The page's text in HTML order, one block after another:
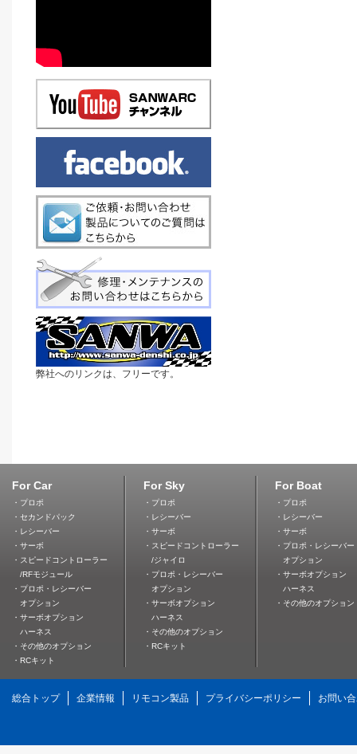
弊社へのリンクは、フリーです。
For Car
・プロポ
・セカンドパック
・レシーバー
・サーボ
・スピードコントローラー
/RFモジュール
・プロポ・レシーバー
オプション
・サーボオプション
ハーネス
・その他のオプション
・RCキット
For Sky
・プロポ
・レシーバー
・サーボ
・スピードコントローラー
/ジャイロ
・プロポ・レシーバー
オプション
・サーボオプション
ハーネス
・その他のオプション
・RCキット
For Boat
・プロポ
・レシーバー
・サーボ
・プロポ・レシーバー
オプション
・サーボオプション
ハーネス
・その他のオプション
総合トップ 企業情報 リモコン製品 プライバシーポリシー お問い